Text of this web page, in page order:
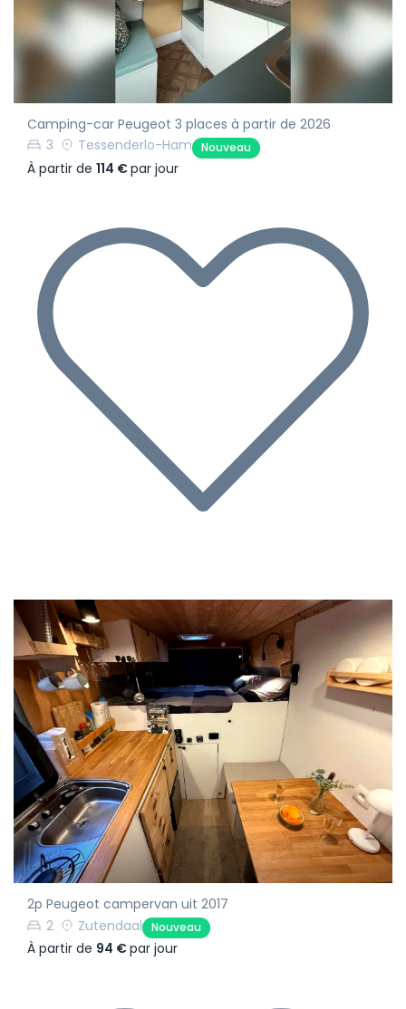
Camping-car Peugeot 3 places à partir de 2026
3
Tessenderlo-Ham Nouveau
À partir de 114 €par jour
2p Peugeot campervan uit 2017
2
Zutendaal Nouveau
À partir de 94 €par jour